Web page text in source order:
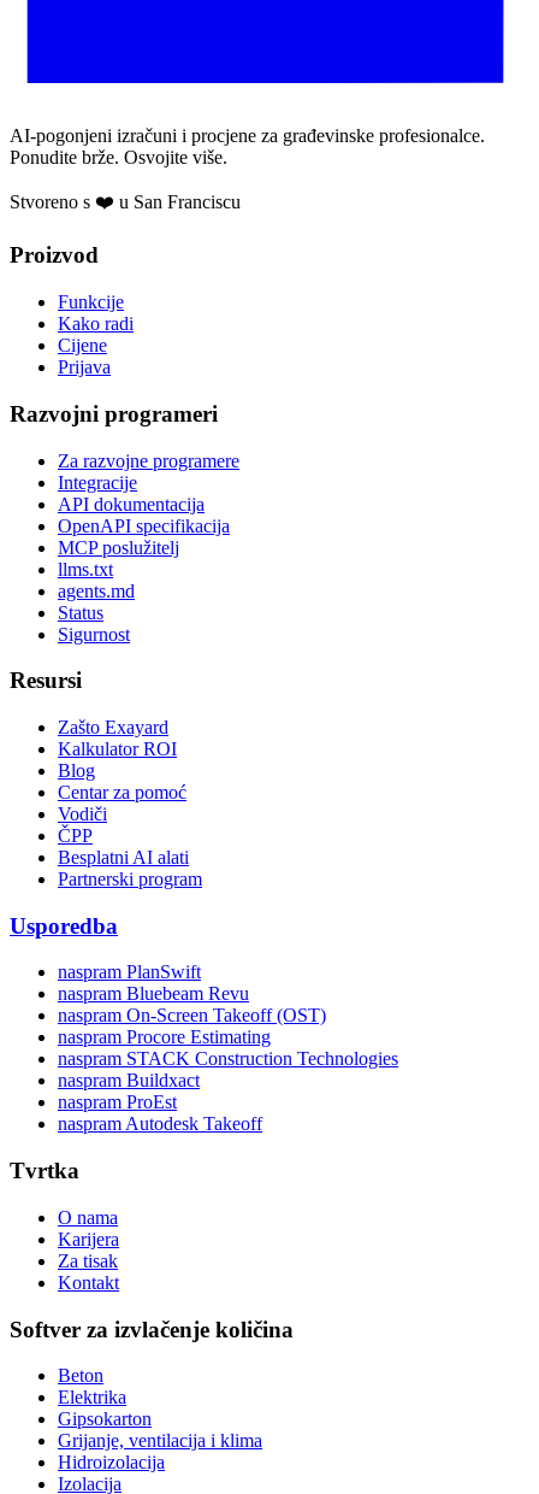
AI-pogonjeni izračuni i procjene za građevinske profesionalce.
Ponudite brže. Osvojite više.
Stvoreno s ❤️ u San Franciscu
Proizvod
Funkcije
Kako radi
Cijene
Prijava
Razvojni programeri
Za razvojne programere
Integracije
API dokumentacija
OpenAPI specifikacija
MCP poslužitelj
llms.txt
agents.md
Status
Sigurnost
Resursi
Zašto Exayard
Kalkulator ROI
Blog
Centar za pomoć
Vodiči
ČPP
Besplatni AI alati
Partnerski program
Usporedba
naspram PlanSwift
naspram Bluebeam Revu
naspram On-Screen Takeoff (OST)
naspram Procore Estimating
naspram STACK Construction Technologies
naspram Buildxact
naspram ProEst
naspram Autodesk Takeoff
Tvrtka
O nama
Karijera
Za tisak
Kontakt
Softver za izvlačenje količina
Beton
Elektrika
Gipsokarton
Grijanje, ventilacija i klima
Hidroizolacija
Izolacija